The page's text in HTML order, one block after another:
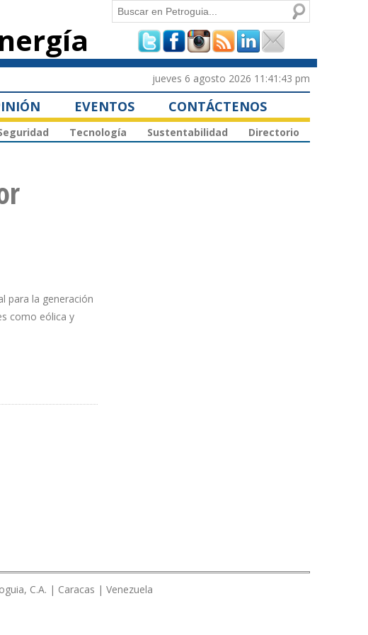
Formulario de
búsqueda
Buscar
jueves 6 agosto 2026 11:41:43 pm
EVENTOS CONTÁCTENOS
Tecnología Sustentabilidad Directorio
para la generación
como eólica y
C.A. | Caracas | Venezuela